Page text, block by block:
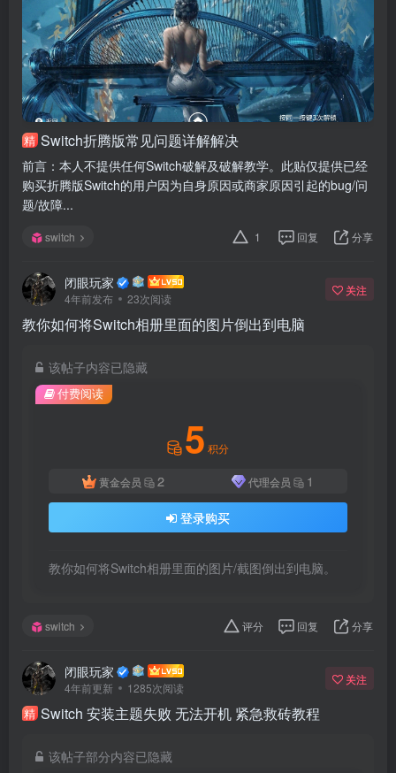
精 Switch折腾版常见问题详解解决
前言：本人不提供任何Switch破解及破解教学。此贴仅提供已经
购买折腾版Switch的用户因为自身原因或商家原因引起的bug/问
题/故障...
switch 1 回复 分享
闭眼玩家
4年前发布 23次阅读
关注
教你如何将Switch相册里面的图片倒出到电脑
该帖子内容已隐藏
付费阅读
5 积分
黄金会员 2 代理会员 1
登录购买
教你如何将Switch相册里面的图片/截图倒出到电脑。
switch 评分 回复 分享
闭眼玩家
4年前更新 1285次阅读
关注
精 Switch 安装主题失败 无法开机 紧急救砖教程
该帖子部分内容已隐藏